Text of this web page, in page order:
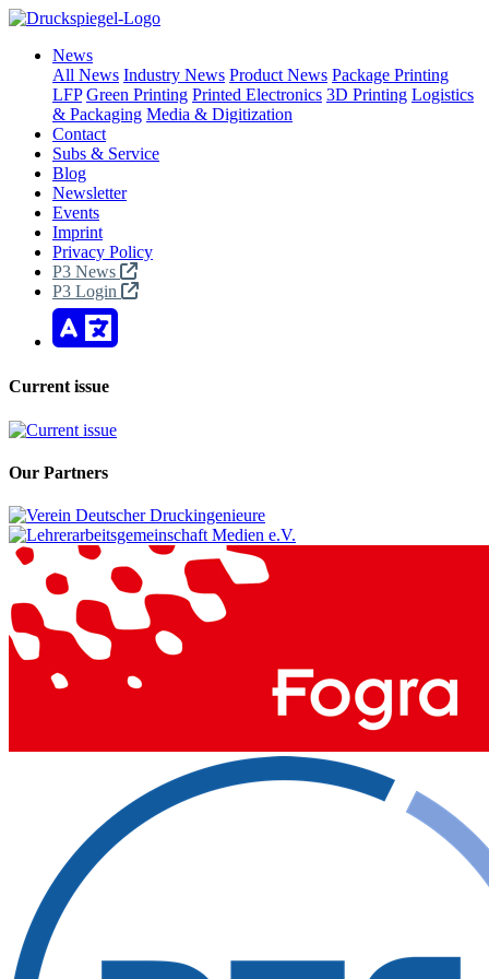
News
All News Industry News Product News Package Printing
LFP Green Printing Printed Electronics 3D Printing Logistics
& Packaging Media & Digitization
Contact
Subs & Service
Blog
Newsletter
Events
Imprint
Privacy Policy
P3 News
P3 Login
Current issue
Our Partners